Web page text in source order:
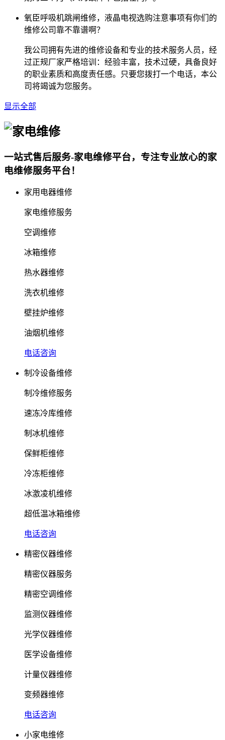
氧臣呼吸机跳闸维修，液晶电视选购注意事项有你们的
维修公司靠不靠谱啊？
我公司拥有先进的维修设备和专业的技术服务人员，经
过正规厂家严格培训：经验丰富，技术过硬，具备良好
的职业素质和高度责任感。只要您拨打一个电话，本公
司将竭诚为您服务。
显示全部
一站式售后服务-家电维修平台，专注专业放心的家
电维修服务平台！
家用电器维修
家电维修服务
空调维修
冰箱维修
热水器维修
洗衣机维修
壁挂炉维修
油烟机维修
电话咨询
制冷设备维修
制冷维修服务
速冻冷库维修
制冰机维修
保鲜柜维修
冷冻柜维修
冰激凌机维修
超低温冰箱维修
电话咨询
精密仪器维修
精密仪器服务
精密空调维修
监测仪器维修
光学仪器维修
医学设备维修
计量仪器维修
变频器维修
电话咨询
小家电维修